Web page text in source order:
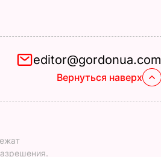
editor@gordonua.com
Вернуться наверх